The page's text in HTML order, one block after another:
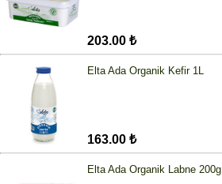
203.00 ₺
Elta Ada Organik Kefir 1L
163.00 ₺
Elta Ada Organik Labne 200g